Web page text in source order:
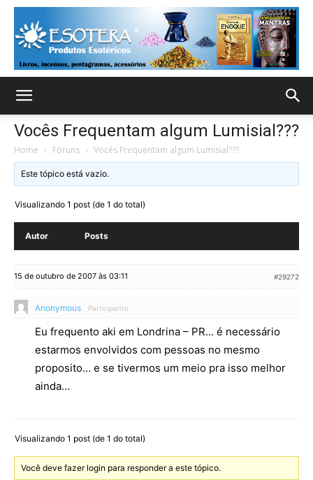
Vocês Frequentam algum Lumisial???
Home › Fóruns › Vocês Frequentam algum Lumisial???
Este tópico está vazio.
Visualizando 1 post (de 1 do total)
Autor Posts
15 de outubro de 2007 às 03:11 #29272
Anonymous Participante
Eu frequento aki em Londrina – PR… é necessário
estarmos envolvidos com pessoas no mesmo
proposito… e se tivermos um meio pra isso melhor
ainda…
Visualizando 1 post (de 1 do total)
Você deve fazer login para responder a este tópico.